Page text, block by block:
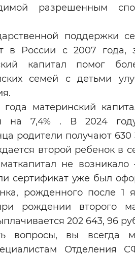
разрешенным
поддержки
в России с 2007 года,
капитал помог
семей с детьми
материнский
на 7,4% . В 2024
родители получают 630
второй ребенок в
не
сертификат уже был
рожденного после 1
рождении второго
202 643, 96
вопросы, вы всегда
Отделения